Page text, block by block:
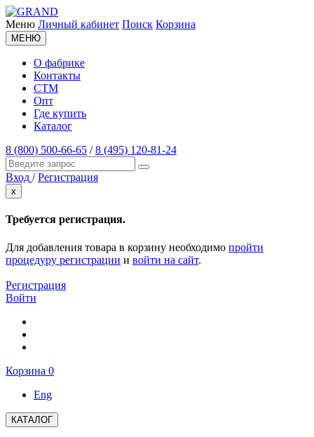
Меню Личный кабинет Поиск Корзина
МЕНЮ
О фабрике
Контакты
СТМ
Опт
Где купить
Каталог
8 (800) 500-66-65 /8 (495) 120-81-24
Вход / Регистрация
x
Требуется регистрация.
Для добавления товара в корзину необходимо пройти
процедуру регистрации и войти на сайт.
Регистрация
Войти
Корзина 0
Eng
КАТАЛОГ